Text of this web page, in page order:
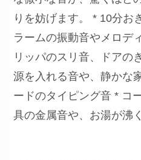
りを妨げます。 * 10分お
ラームの振動音やメロデ
リッパのスリ音、ドアの
源を入れる音や、静かな
ードのタイピング音 * コ
具の金属音や、お湯が沸